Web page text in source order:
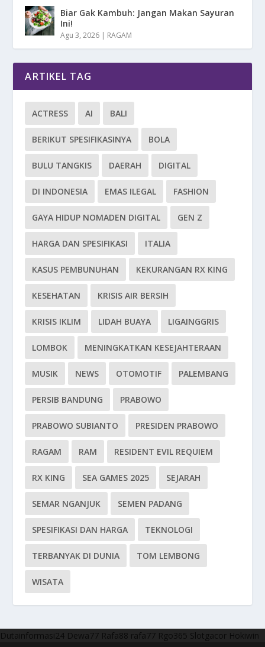
Biar Gak Kambuh: Jangan Makan Sayuran
Ini!
Agu 3, 2026 | RAGAM
ARTIKEL TAG
ACTRESS AI BALI
BERIKUT SPESIFIKASINYA BOLA
BULU TANGKIS DAERAH DIGITAL
DI INDONESIA EMAS ILEGAL FASHION
GAYA HIDUP NOMADEN DIGITAL GEN Z
HARGA DAN SPESIFIKASI ITALIA
KASUS PEMBUNUHAN KEKURANGAN RX KING
KESEHATAN KRISIS AIR BERSIH
KRISIS IKLIM LIDAH BUAYA LIGAINGGRIS
LOMBOK MENINGKATKAN KESEJAHTERAAN
MUSIK NEWS OTOMOTIF PALEMBANG
PERSIB BANDUNG PRABOWO
PRABOWO SUBIANTO PRESIDEN PRABOWO
RAGAM RAM RESIDENT EVIL REQUIEM
RX KING SEA GAMES 2025 SEJARAH
SEMAR NGANJUK SEMEN PADANG
SPESIFIKASI DAN HARGA TEKNOLOGI
TERBANYAK DI DUNIA TOM LEMBONG
WISATA
Dutainformasi24 Dewa77 Rafa88 rafa77 Rgo365 Slotgacor Hokiwin